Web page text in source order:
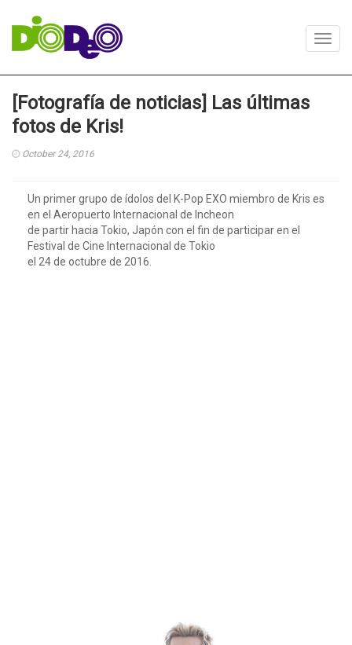
[Fotografía de noticias] Las últimas
fotos de Kris!
October 24, 2016
Un primer grupo de ídolos del K-Pop EXO miembro de Kris es
en el Aeropuerto Internacional de Incheon
de partir hacia Tokio, Japón con el fin de participar en el
Festival de Cine Internacional de Tokio
el 24 de octubre de 2016.